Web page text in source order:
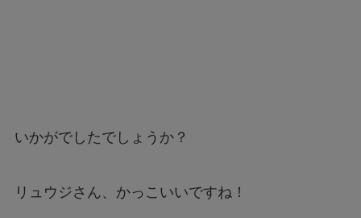
いかがでしたでしょうか？
リュウジさん、かっこいいですね！